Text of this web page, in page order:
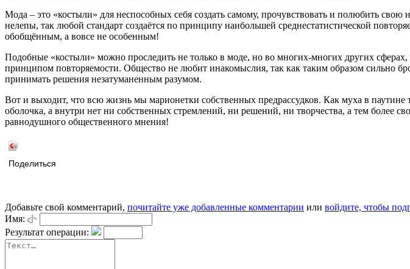
Мода – это «костыли» для неспособных себя создать самому, прочувствовать и полюбить
нелепы, так любой стандарт создаётся по принципу наибольшей среднестатистической
обобщённым, а вовсе не особенным!
Подобные «костыли» можно проследить не только в моде, но во многих-многих других
принципом повторяемости. Общество не любит инакомыслия, так как таким образом сильно
принимать решения незатуманенным разумом.
Вот и выходит, что всю жизнь мы марионетки собственных предрассудков. Как муха в
оболочка, а внутри нет ни собственных стремлений, ни решений, ни творчества, а тем более
равнодушного общественного мнения!
Поделиться
Добавьте свой комментарий, почитайте уже добавленные комментарии или войдите, чтобы
Имя:
Результат операции: